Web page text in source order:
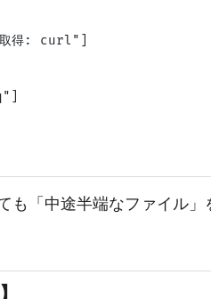
得: curl"]
も「中途半端なファイル